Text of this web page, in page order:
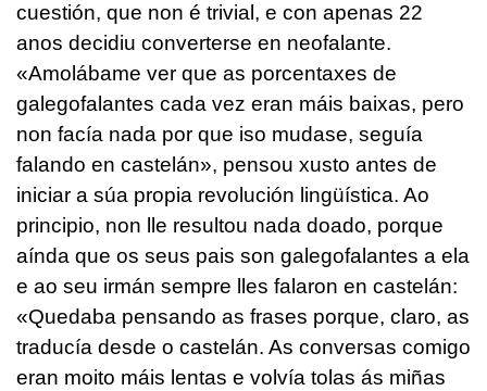
cuestión, que non é trivial, e con apenas 22
anos decidiu converterse en neofalante.
«Amolábame ver que as porcentaxes de
galegofalantes cada vez eran máis baixas, pero
non facía nada por que iso mudase, seguía
falando en castelán», pensou xusto antes de
iniciar a súa propia revolución lingüística. Ao
principio, non lle resultou nada doado, porque
aínda que os seus pais son galegofalantes a ela
e ao seu irmán sempre lles falaron en castelán:
«Quedaba pensando as frases porque, claro, as
traducía desde o castelán. As conversas comigo
eran moito máis lentas e volvía tolas ás miñas